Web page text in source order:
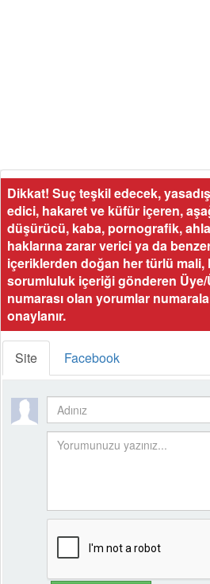
Dikkat! Suç teşkil edecek,
edici, hakaret ve küfür içeren,
düşürücü, kaba, pornografik,
haklarına zarar verici ya da
içeriklerden doğan her türlü mali,
sorumluluk içeriği gönderen Üye/
numarası olan yorumlar
onaylanır.
Site Facebook